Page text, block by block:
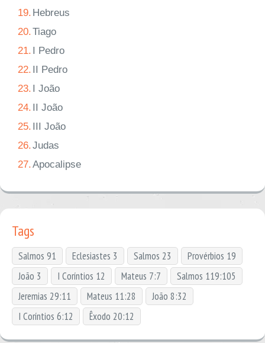
19. Hebreus
20.Tiago
21. I Pedro
22. II Pedro
23. I João
24. II João
25. III João
26.Judas
27.Apocalipse
Tags
Salmos 91 Eclesiastes 3 Salmos 23
Provérbios 19
João 3
I Coríntios 12 Mateus 7:7
Salmos 119:105
Jeremias 29:11
Mateus 11:28
João 8:32
I Coríntios 6:12
Êxodo 20:12